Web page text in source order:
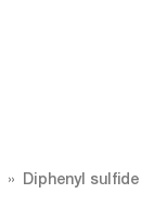
Diphenyl sulfide